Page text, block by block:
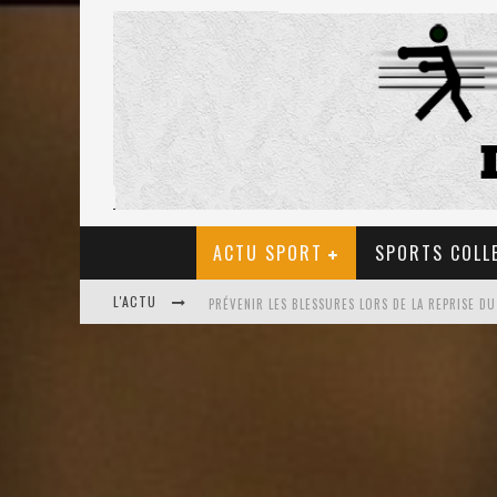
ACTU SPORT SPORTS
L'ACTU